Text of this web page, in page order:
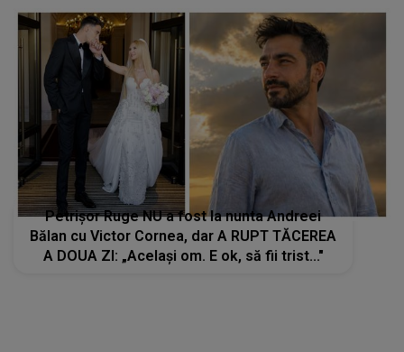
Petrișor Ruge NU a fost la nunta Andreei
Bălan cu Victor Cornea, dar A RUPT TĂCEREA
A DOUA ZI: „Același om. E ok, să fii trist..."